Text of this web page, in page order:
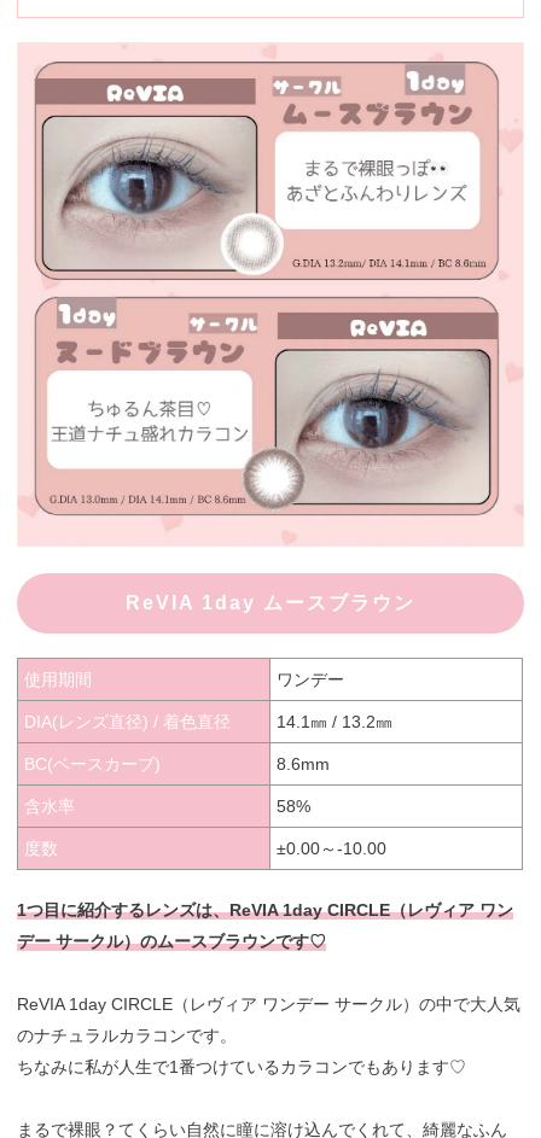
ReVIA 1day ムースブラウン
使用期間 ワンデー
DIA(レンズ直径) / 着色直径 14.1㎜ / 13.2㎜
BC(ベースカーブ) 8.6mm
含水率 58%
度数 ±0.00～-10.00
1つ目に紹介するレンズは、ReVIA 1day CIRCLE（レヴィア ワン
デー サークル）のムースブラウンです♡
ReVIA 1day CIRCLE（レヴィア ワンデー サークル）の中で大人気
のナチュラルカラコンです。
ちなみに私が人生で1番つけているカラコンでもあります♡
まるで裸眼？てくらい自然に瞳に溶け込んでくれて、綺麗なふん